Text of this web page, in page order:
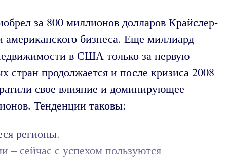
за 800 миллионов долларов Крайслер-
бизнеса. Еще миллиард
в США только за первую
стран продолжается и после кризиса 2008
свое влияние и доминирующее
Тенденции таковы:
регионы.
– сейчас с успехом пользуются